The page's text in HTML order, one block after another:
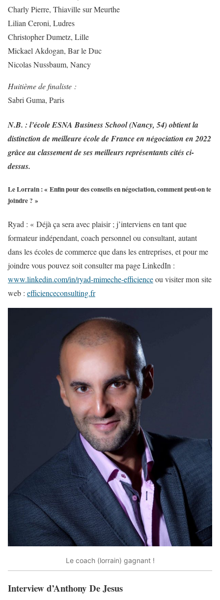
Charly Pierre, Thiaville sur Meurthe
Lilian Ceroni, Ludres
Christopher Dumetz, Lille
Mickael Akdogan, Bar le Duc
Nicolas Nussbaum, Nancy
Huitième de finaliste :
Sabri Guma, Paris
N.B. : l’école ESNA Business School (Nancy, 54) obtient la
distinction de meilleure école de France en négociation en 2022
grâce au classement de ses meilleurs représentants cités ci-
dessus.
Le Lorrain : « Enfin pour des conseils en négociation, comment peut-on te
joindre ? »
Ryad : « Déjà ça sera avec plaisir ; j’interviens en tant que
formateur indépendant, coach personnel ou consultant, autant
dans les écoles de commerce que dans les entreprises, et pour me
joindre vous pouvez soit consulter ma page LinkedIn :
www.linkedin.com/in/ryad-mimeche-efficienceou visiter mon site
web : efficienceconsulting.fr
Le coach (lorrain) gagnant !
Interview d’Anthony De Jesus